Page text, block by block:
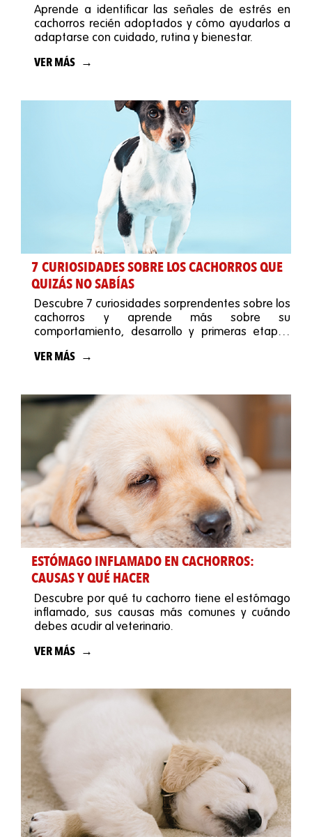
Aprende a identificar las señales de estrés en
cachorros recién adoptados y cómo ayudarlos a
adaptarse con cuidado, rutina y bienestar.
VER MÁS
7 CURIOSIDADES SOBRE LOS CACHORROS QUE
QUIZÁS NO SABÍAS
Descubre 7 curiosidades sorprendentes sobre los
cachorros y aprende más sobre su
comportamiento, desarrollo y primeras etapas
VER MÁS
ESTÓMAGO INFLAMADO EN CACHORROS:
CAUSAS Y QUÉ HACER
Descubre por qué tu cachorro tiene el estómago
inflamado, sus causas más comunes y cuándo
debes acudir al veterinario.
VER MÁS